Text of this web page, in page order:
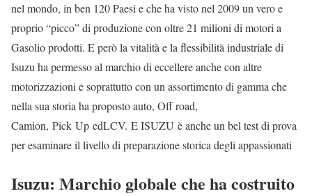
nel mondo, in ben 120 Paesi e che ha visto nel 2009 un vero e
proprio “picco” di produzione con oltre 21 milioni di motori a
Gasolio prodotti. E però la vitalità e la flessibilità industriale di
Isuzu ha permesso al marchio di eccellere anche con altre
motorizzazioni e soprattutto con un assortimento di gamma che
nella sua storia ha proposto auto, Off road,
Camion, Pick Up edLCV. E ISUZU è anche un bel test di prova
per esaminare il livello di preparazione storica degli appassionati
Isuzu: Marchio globale che ha costruito